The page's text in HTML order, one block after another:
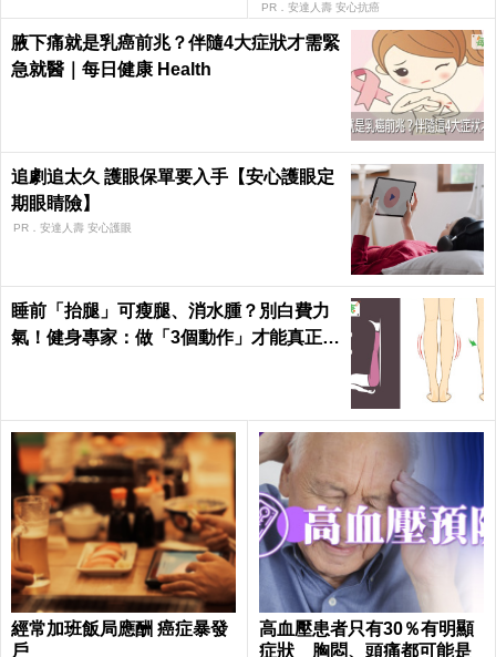
PR．安達人壽 安心抗癌
腋下痛就是乳癌前兆？伴隨4大症狀才需緊
急就醫｜每日健康 Health
追劇追太久 護眼保單要入手【安心護眼定
期眼睛險】
PR．安達人壽 安心護眼
睡前「抬腿」可瘦腿、消水腫？別白費力
氣！健身專家：做「3個動作」才能真正躺
經常加班飯局應酬 癌症暴發
戶
高血壓患者只有30％有明顯
症狀 胸悶、頭痛都可能是